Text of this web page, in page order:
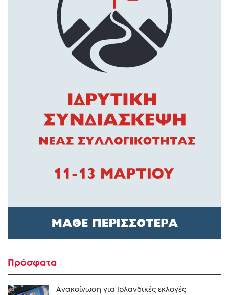
Πρόσφατα
Ανακοίνωση για Ιρλανδικές εκλογές